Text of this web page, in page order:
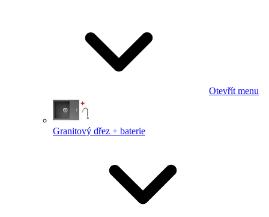
Otevřít menu
Granitový dřez + baterie